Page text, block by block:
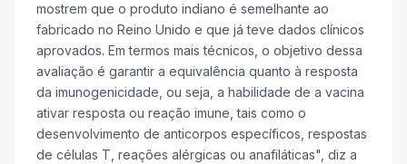
mostrem que o produto indiano é semelhante ao
fabricado no Reino Unido e que já teve dados clínicos
aprovados. Em termos mais técnicos, o objetivo dessa
avaliação é garantir a equivalência quanto à resposta
da imunogenicidade, ou seja, a habilidade de a vacina
ativar resposta ou reação imune, tais como o
desenvolvimento de anticorpos específicos, respostas
de células T, reações alérgicas ou anafiláticas", diz a